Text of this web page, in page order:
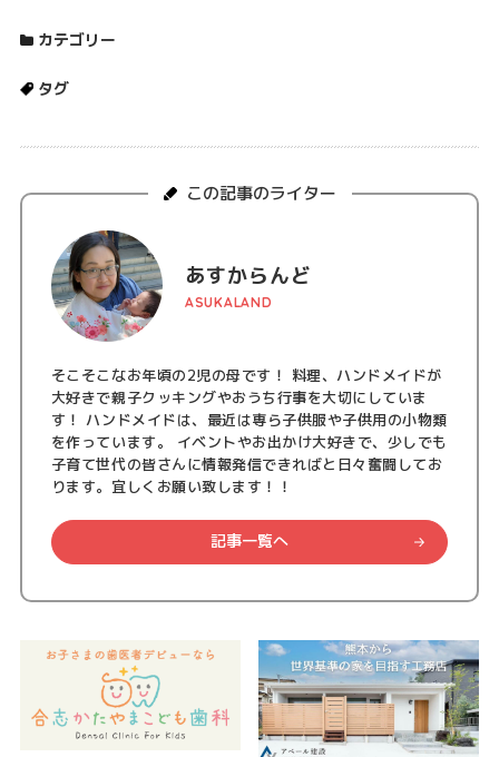
カテゴリー
タグ
この記事のライター
あすからんど
ASUKALAND
そこそこなお年頃の2児の母です！ 料理、ハンドメイドが
大好きで親子クッキングやおうち行事を大切にしていま
す！ ハンドメイドは、最近は専ら子供服や子供用の小物類
を作っています。 イベントやお出かけ大好きで、少しでも
子育て世代の皆さんに情報発信できればと日々奮闘してお
ります。宜しくお願い致します！！
記事一覧へ